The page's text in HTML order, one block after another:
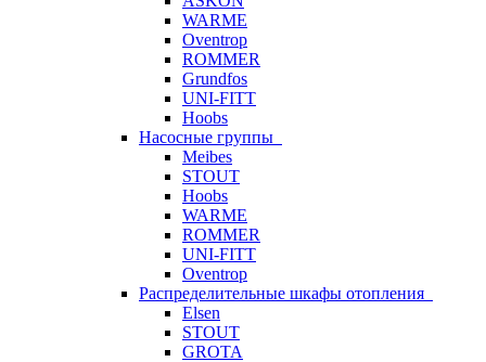
WARME
Oventrop
ROMMER
Grundfos
UNI-FITT
Hoobs
Насосные группы
Meibes
STOUT
Hoobs
WARME
ROMMER
UNI-FITT
Oventrop
Распределительные шкафы отопления
Elsen
STOUT
GROTA